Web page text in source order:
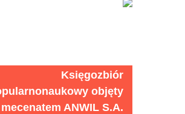
Księgozbiór
objęty
mecenatem ANWIL S.A.